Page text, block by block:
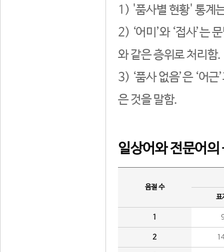
1) '품사별 현황' 통계
2) ‘어미’와 ‘접사’는
와 같은 층위로 처리함.
3) ‘품사 없음’은 ‘어
은 것을 말함.
일상어와 전문어의
음절 수
표
1
2